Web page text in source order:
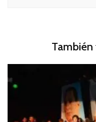
También